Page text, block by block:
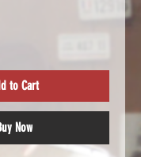
to Cart
Now